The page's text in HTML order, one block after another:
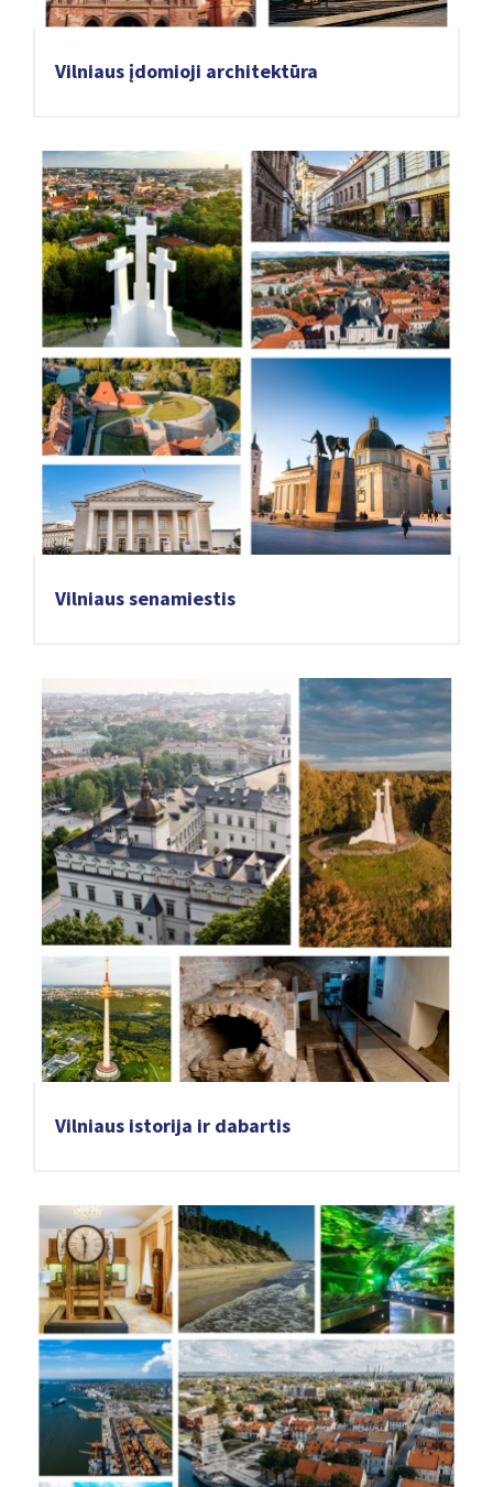
Vilniaus įdomioji architektūra
Vilniaus senamiestis
Vilniaus istorija ir dabartis